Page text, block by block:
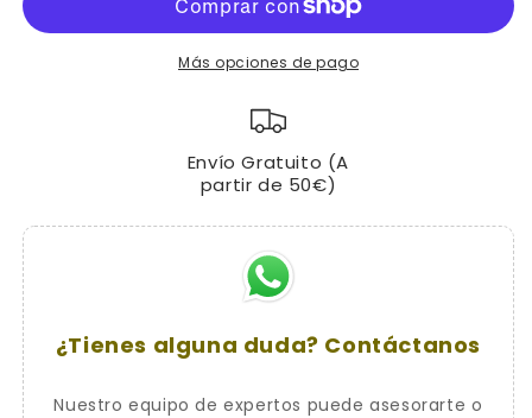
|
(2017)
|
CLM
CHIC
llave
Más opciones de pago
Envío Gratuito (A
partir de 50€)
¿Tienes alguna duda? Contáctanos
Nuestro equipo de expertos puede asesorarte o